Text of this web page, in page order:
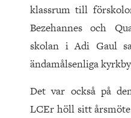
klassrum till
Bezehannes och
skolan i Adi Gaul
ändamålsenliga
Det var också på
LCEr höll sitt